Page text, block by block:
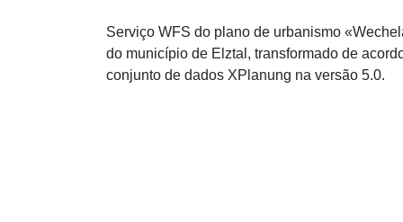
Serviço WFS do plano de urbanismo
do município de Elztal, transformado de
conjunto de dados XPlanung na versão 5.0.